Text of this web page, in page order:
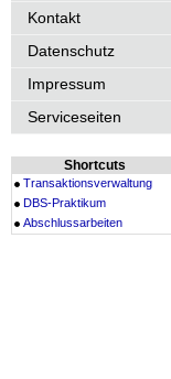
Kontakt
Datenschutz
Impressum
Serviceseiten
Shortcuts
Transaktionsverwaltung
DBS-Praktikum
Abschlussarbeiten